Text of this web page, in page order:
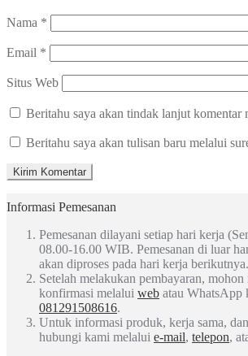
Nama *
Email *
Situs Web
Beritahu saya akan tindak lanjut komentar
Beritahu saya akan tulisan baru melalui
Informasi Pemesanan
Pemesanan dilayani setiap hari kerja
08.00-16.00 WIB. Pemesanan di luar
akan diproses pada hari kerja berikutnya.
Setelah melakukan pembayaran, mohon
konfirmasi melalui web atau WhatsApp
081291508616.
Untuk informasi produk, kerja sama,
hubungi kami melalui e-mail, telepon,